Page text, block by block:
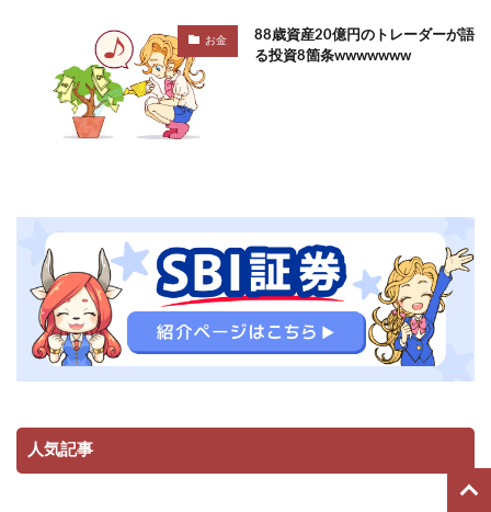
お金
88歳資産20億円のトレーダーが語
る投資8箇条wwwwwww
人気記事